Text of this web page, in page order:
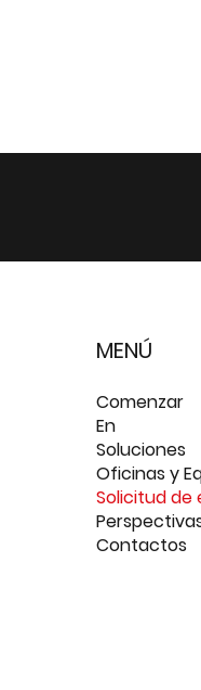
MENÚ
Comenzar
En
Soluciones
Oficinas y
Solicitud de
Contactos